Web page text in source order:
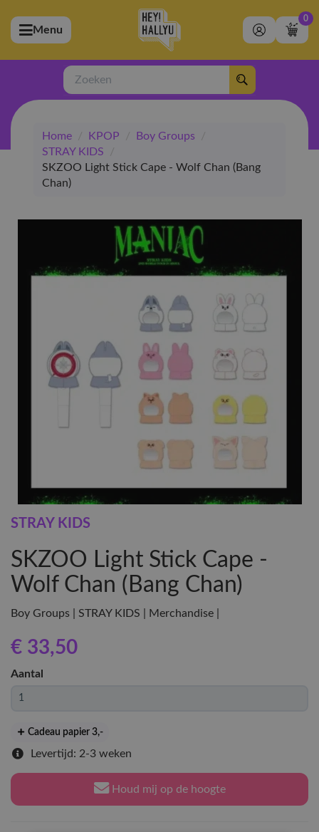
(Artiesten)
(Merchandise)
(Exclusive)
(Winkel)
Menu
0
Zoeken
Home / KPOP / Boy Groups
/
STRAY KIDS
/
SKZOO Light Stick Cape - Wolf Chan (Bang
Chan)
STRAY KIDS
SKZOO Light Stick Cape -
Wolf Chan (Bang Chan)
Boy Groups | STRAY KIDS | Merchandise |
€ 33,50
Aantal
Cadeau papier 3,-
Levertijd: 2-3 weken
Houd mij op de hoogte